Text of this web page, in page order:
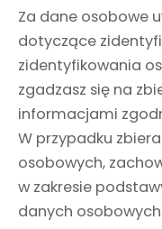
Za dane osobowe
dotyczące
zidentyfikowania
zgadzasz się na
informacjami
W przypadku
osobowych,
w zakresie
danych